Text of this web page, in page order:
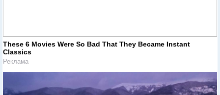
These 6 Movies Were So Bad That They Became Instant
Classics
Реклама